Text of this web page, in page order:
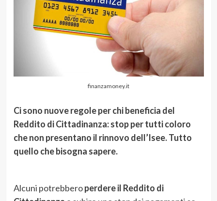
finanzamoney.it
Ci sono nuove regole per chi beneficia del
Reddito di Cittadinanza: stop per tutti coloro
che non presentano il rinnovo dell’Isee. Tutto
quello che bisogna sapere.
Alcuni potrebberoperdere il Reddito di